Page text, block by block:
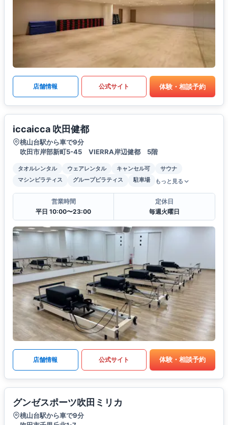
店舗情報 公式サイト 体験・相談予約
iccaicca 吹田健都
桃山台駅から車で9分
吹田市岸部新町5-45 VIERRA岸辺健都 5階
タオルレンタル ウェアレンタル キャンセル可
サウナ
マシンピラティス
グループピラティス 駐車場 もっと見る
営業時間
平日 10:00〜23:00
定休日
毎週火曜日
店舗情報 公式サイト 体験・相談予約
グンゼスポーツ吹田ミリカ
桃山台駅から車で9分